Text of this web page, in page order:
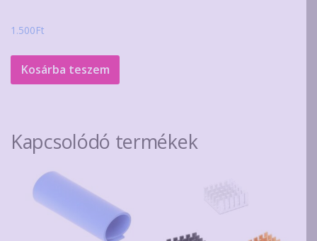
1.500Ft
Kosárba teszem
Kapcsolódó termékek